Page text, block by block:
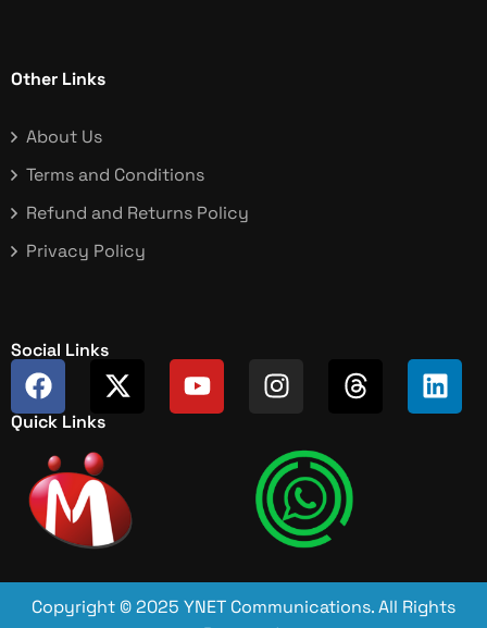
Other Links
About Us
Terms and Conditions
Refund and Returns Policy
Privacy Policy
Social Links
Quick Links
Copyright © 2025 YNET Communications. All Rights